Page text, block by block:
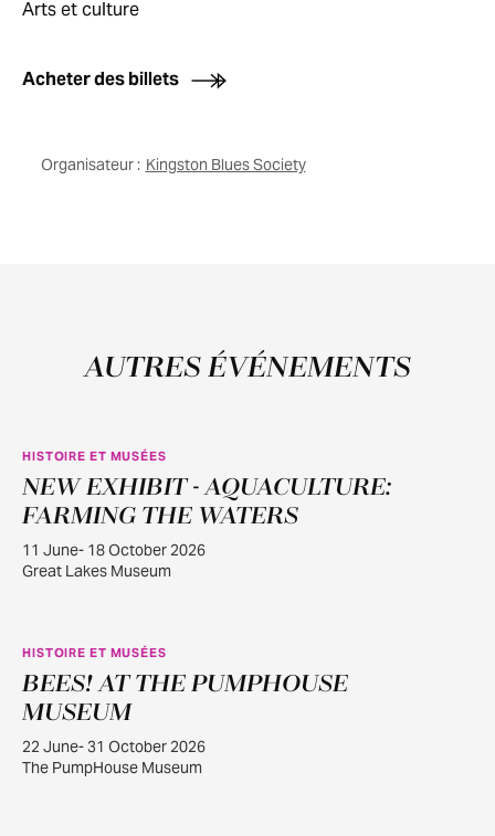
Arts et culture
Acheter des billets
Organisateur : Kingston Blues Society
AUTRES ÉVÉNEMENTS
JUIN
11
HISTOIRE ET MUSÉES
NEW EXHIBIT - AQUACULTURE:
FARMING THE WATERS
11 June- 18 October 2026
Great Lakes Museum
JUIN
22
HISTOIRE ET MUSÉES
BEES! AT THE PUMPHOUSE
MUSEUM
22 June- 31 October 2026
The PumpHouse Museum